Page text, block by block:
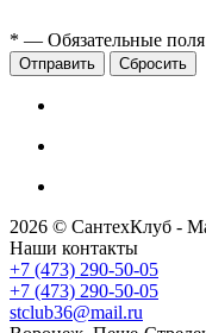
* — Обязательные поля
Сбросить
2026 © СантехКлуб -
Наши контакты
+7 (473) 290-50-05
+7 (473) 290-50-05
stclub36@mail.ru